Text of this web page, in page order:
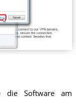
die Software am